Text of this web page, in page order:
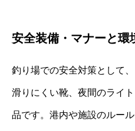
安全装備・マナーと環
釣り場での安全対策として
滑りにくい靴、夜間のライ
品です。港内や施設のルー